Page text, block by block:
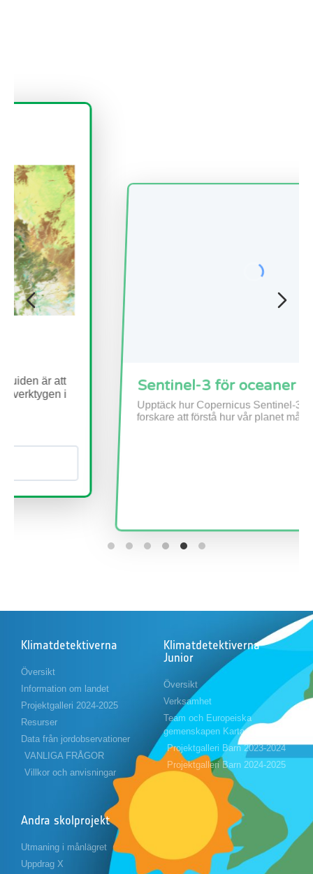
Sentinel-3 för oceaner
Upptäck hur Copernicus Sentinel-3 hjälper
forskare att förstå hur vår planet mår i stort.
Klimatdetektiverna
Översikt
Information om landet
Projektgalleri 2024-2025
Resurser
Data från jordobservationer
VANLIGA FRÅGOR
Villkor och anvisningar
Klimatdetektiverna
Junior
Översikt
Verksamhet
Team och Europeiska
gemenskapen Karta
Projektgalleri Barn 2023-2024
Projektgalleri Barn 2024-2025
Andra skolprojekt
Utmaning i månlägret
Uppdrag X